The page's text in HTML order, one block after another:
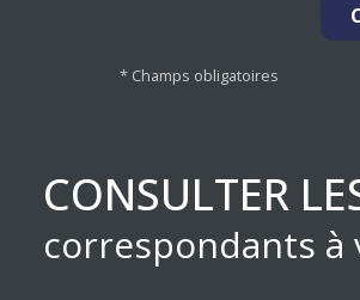
* Champs obligatoires
CONSULTER
correspondants